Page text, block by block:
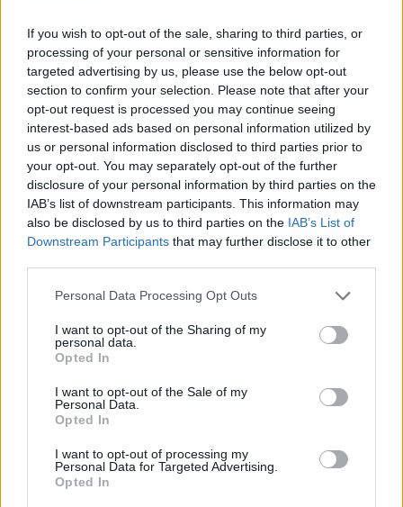
If you wish to opt-out of the sale, sharing to third parties, or
processing of your personal or sensitive information for
targeted advertising by us, please use the below opt-out
section to confirm your selection. Please note that after your
opt-out request is processed you may continue seeing
interest-based ads based on personal information utilized by
us or personal information disclosed to third parties prior to
your opt-out. You may separately opt-out of the further
disclosure of your personal information by third parties on the
IAB’s list of downstream participants. This information may
also be disclosed by us to third parties on the IAB’s List of
Downstream Participants that may further disclose it to other
Personal Data Processing Opt Outs
I want to opt-out of the Sharing of my
personal data.
Opted In
I want to opt-out of the Sale of my
Personal Data.
Opted In
I want to opt-out of processing my
Personal Data for Targeted Advertising.
Opted In
Rocher-Cupcakes
Leicht
Red Velvet Cupcakes
Leicht
Marble Cupcakes
Mittel
Zitronen-Cupcakes
Leicht
Hugo-Cupcakes
Mittel
Zwetschken-Cupcakes
Leicht